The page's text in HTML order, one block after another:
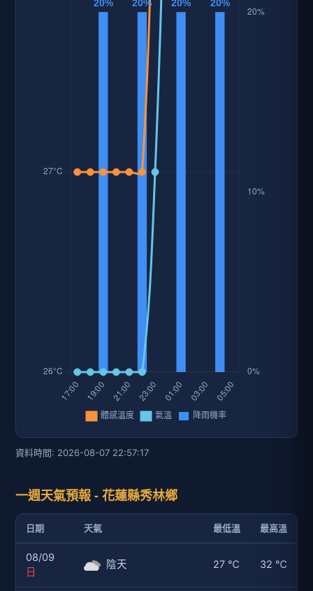
資料時間: 2026-08-07 22:57:17
一週天氣預報 - 花蓮縣秀林鄉
日期 天氣 最低溫 最高溫
08/09
日
陰天 27 ℃ 32 ℃